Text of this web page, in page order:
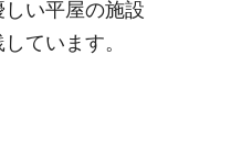
い平屋の施設
ています。